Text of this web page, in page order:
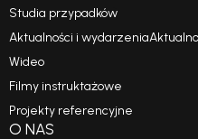
Studia przypadków
Aktualności i
Wideo
Filmy instruktażowe
Projekty referencyjne
O NAS